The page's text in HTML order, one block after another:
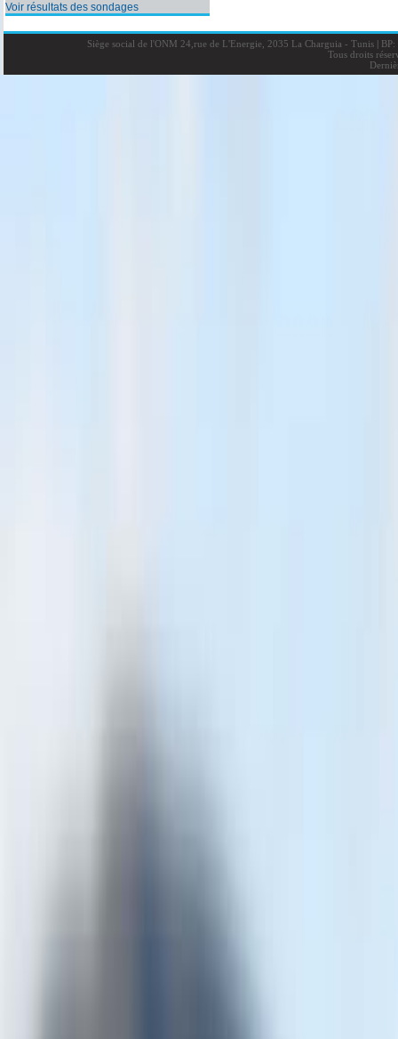
Voir résultats des sondages
Siège social de l'ONM 24,rue de L'Energie, 2035 La Charguia - Tunis |BP:
Tous droits